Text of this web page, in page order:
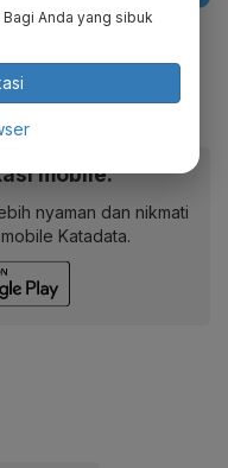
mobile.
nyaman dan nikmati
Katadata.
Bagi Anda yang sibuk